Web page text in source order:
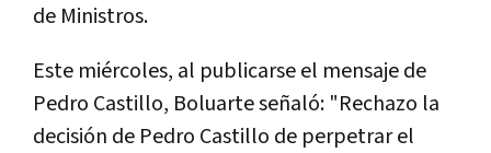
de Ministros.
Este miércoles, al publicarse el mensaje de
Pedro Castillo, Boluarte señaló: "Rechazo la
decisión de Pedro Castillo de perpetrar el